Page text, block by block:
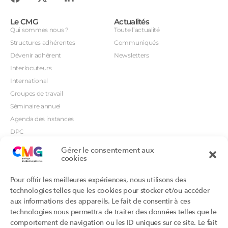
Gérer le consentement aux
cookies
Pour offrir les meilleures expériences, nous utilisons des
technologies telles que les cookies pour stocker et/ou accéder
aux informations des appareils. Le fait de consentir à ces
technologies nous permettra de traiter des données telles que le
comportement de navigation ou les ID uniques sur ce site. Le fait
Le CMG
Qui sommes nous ?
Structures adhérentes
Dévenir adhérent
Interlocuteurs
International
Groupes de travail
Séminaire annuel
Agenda des instances
DPC
CSI
Orientations prioritaires
Actualités
Toute l’actualité
Communiqués
Newsletters
Productions
Productions du Collège
Productions des structures
adhérentes
Labellisation
Portails
Annuaire DU/DIU
Archimede.fr
Ebmfrance.net
Toutes les recos